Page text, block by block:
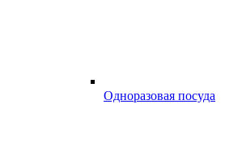
Одноразовая посуда